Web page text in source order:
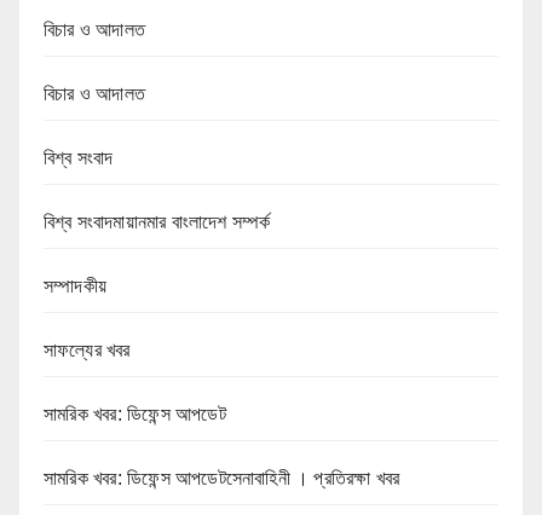
বিচার ও আদালত
বিচার ও আদালত
বিশ্ব সংবাদ
বিশ্ব সংবাদমায়ানমার বাংলাদেশ সম্পর্ক
সম্পাদকীয়
সাফল্যের খবর
সামরিক খবর: ডিফেন্স আপডেট
সামরিক খবর: ডিফেন্স আপডেটসেনাবাহিনী । প্রতিরক্ষা খবর